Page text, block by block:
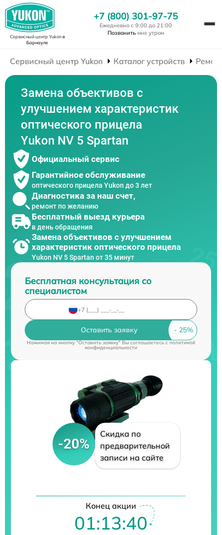
Сервисный центр Yukonв
Барнауле
+7 (800) 301-97-75
Ежедневно с 9:00 до 21:00
Позвонить мне утром
Сервисный центр Yukon Каталог устройств
Замена объективов с
улучшением характеристик
оптического прицела
Yukon NV 5 Spartan
Официальный сервис
Гарантийное обслуживание
оптического прицела Yukon до 3 лет
Диагностика за наш счет,
ремонт по желанию
Бесплатный выезд курьера
в день обращения
Замена объективов с улучшением
характеристик оптического прицела
Yukon NV 5 Spartan от 35 минут
Бесплатная консультация со
специалистом
Оставить заявку
Нажимая на кнопку "Оставить заявку" Вы соглашаетесь cполитикой
конфиденциальности
-20%
Скидка по
предварительной
записи на сайте
Конец акции
01:13:39